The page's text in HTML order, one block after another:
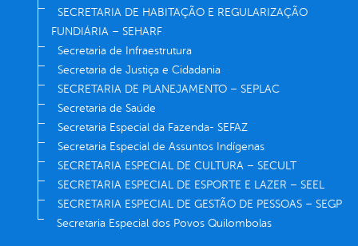
SECRETARIA DE HABITAÇÃO E REGULARIZAÇÃO
FUNDIÁRIA – SEHARF
Secretaria de Infraestrutura
Secretaria de Justiça e Cidadania
SECRETARIA DE PLANEJAMENTO – SEPLAC
Secretaria de Saúde
Secretaria Especial da Fazenda- SEFAZ
Secretaria Especial de Assuntos Indígenas
SECRETARIA ESPECIAL DE CULTURA – SECULT
SECRETARIA ESPECIAL DE ESPORTE E LAZER – SEEL
SECRETARIA ESPECIAL DE GESTÃO DE PESSOAS – SEGP
Secretaria Especial dos Povos Quilombolas